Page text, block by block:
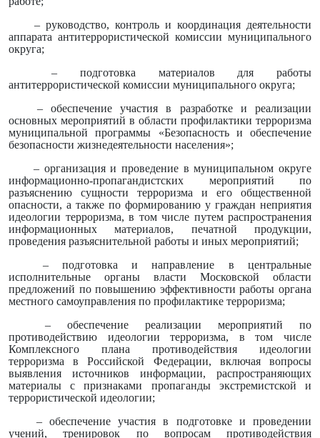
– руководство, контроль и координация деятельности
аппарата антитеррористической комиссии муниципального
округа;
– подготовка материалов для работы
антитеррористической комиссии муниципального округа;
– обеспечение участия в разработке и реализации
основных мероприятий в области профилактики терроризма
муниципальной программы «Безопасность и обеспечение
безопасности жизнедеятельности населения»;
– организация и проведение в муниципальном округе
информационно-пропагандистских мероприятий по
разъяснению сущности терроризма и его общественной
опасности, а также по формированию у граждан неприятия
идеологии терроризма, в том числе путем распространения
информационных материалов, печатной продукции,
проведения разъяснительной работы и иных мероприятий;
– подготовка и направление в центральные
исполнительные органы власти Московской области
предложений по повышению эффективности работы органа
местного самоуправления по профилактике терроризма;
– обеспечение реализации мероприятий по
противодействию идеологии терроризма, в том числе
Комплексного плана противодействия идеологии
терроризма в Российской Федерации, включая вопросы
выявления источников информации, распространяющих
материалы с признаками пропаганды экстремистской и
террористической идеологии;
– обеспечение участия в подготовке и проведении
учений, тренировок по вопросам противодействия